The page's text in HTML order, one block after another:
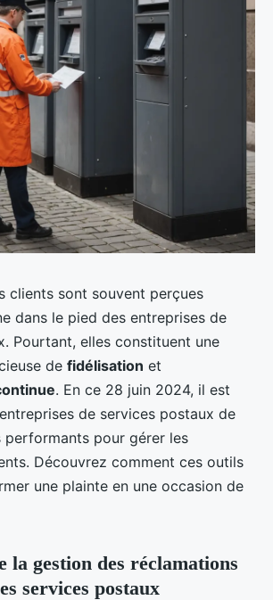
clients sont souvent perçues
dans le pied des entreprises de
Pourtant, elles constituent une
de fidélisation et
. En ce 28 juin 2024, il est
de services postaux de
performants pour gérer les
Découvrez comment ces outils
une plainte en une occasion de
la gestion des réclamations
services postaux